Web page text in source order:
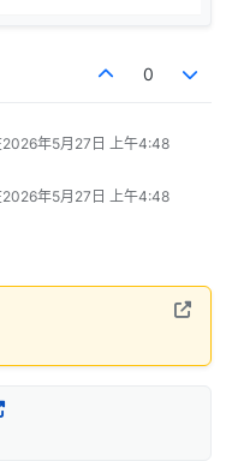
0
2026年5月27日 上午4:48
2026年5月27日 上午4:48